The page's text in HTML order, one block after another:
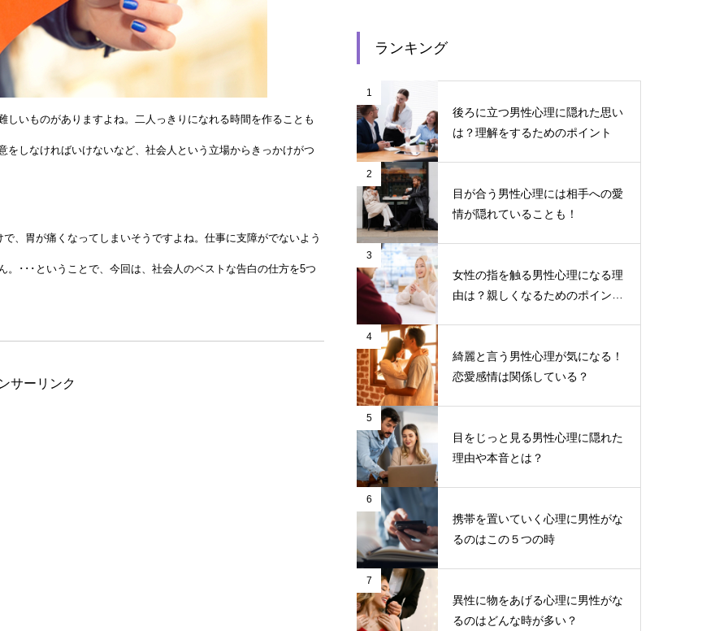
いものがありますよね。二人っきりになれる時間を作ることも
しなければいけないなど、社会人という立場からきっかけがつ
、胃が痛くなってしまいそうですよね。仕事に支障がでないよう
･･･ということで、今回は、社会人のベストな告白の仕方を5つ
サーリンク
ランキング
1
後ろに立つ男性心理に隠れた思い
は？理解をするためのポイント
2
目が合う男性心理には相手への愛
情が隠れていることも！
3
女性の指を触る男性心理になる理
由は？親しくなるためのポイント
4
綺麗と言う男性心理が気になる！
恋愛感情は関係している？
5
目をじっと見る男性心理に隠れた
理由や本音とは？
6
携帯を置いていく心理に男性がな
るのはこの５つの時
7
異性に物をあげる心理に男性がな
るのはどんな時が多い？